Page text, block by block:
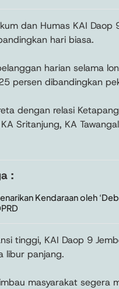
dan Humas KAI
hari biasa.
harian selama
persen dibandingkan
dengan relasi
Sritanjung, KA
:
Kendaraan oleh
tinggi, KAI Daop 9
libur panjang.
masyarakat segera